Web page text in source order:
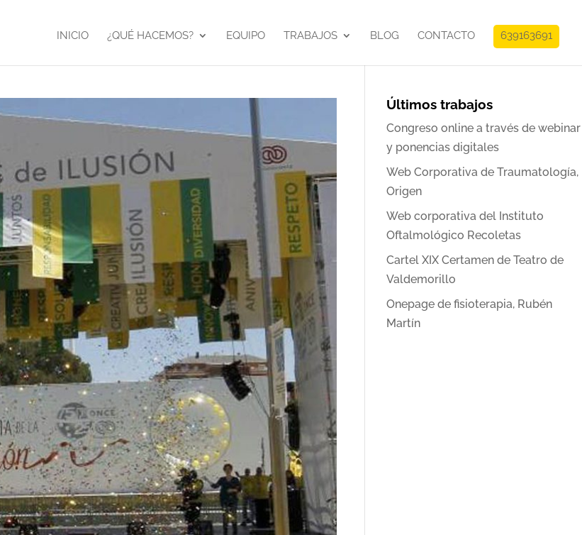
INICIO ¿QUÉ HACEMOS? EQUIPO TRABAJOS BLOG CONTACTO 639163691
Últimos trabajos
Congreso online a través de webinar
y ponencias digitales
Web Corporativa de Traumatología,
Origen
Web corporativa del Instituto
Oftalmológico Recoletas
Cartel XIX Certamen de Teatro de
Valdemorillo
Onepage de fisioterapia, Rubén
Martín